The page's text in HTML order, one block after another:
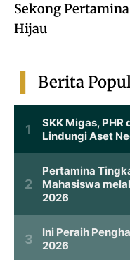
Sekong
Hijau
Berita